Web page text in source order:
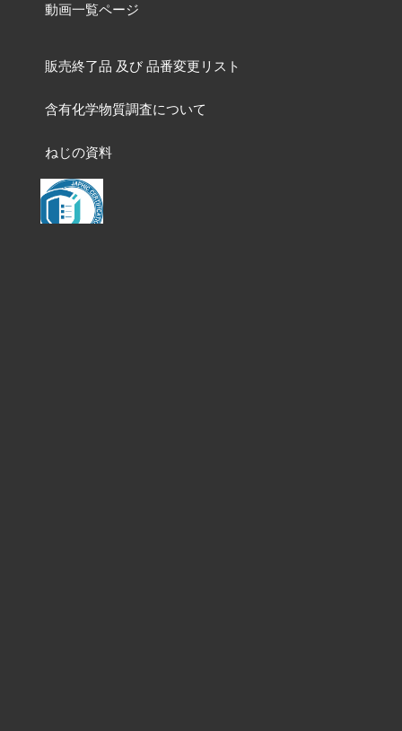
動画一覧ページ
販売終了品 及び 品番変更リスト
含有化学物質調査について
ねじの資料